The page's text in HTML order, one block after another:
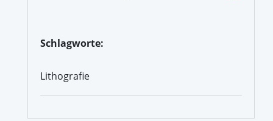
Schlagworte:
Lithografie